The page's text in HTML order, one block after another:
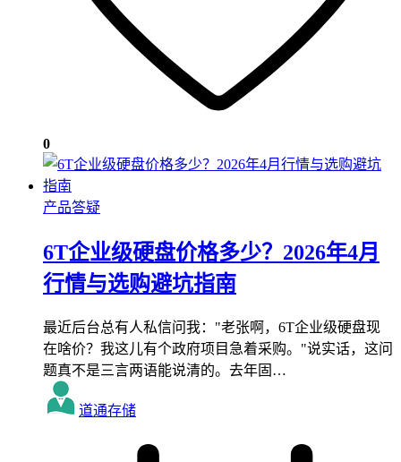
0
产品答疑
6T企业级硬盘价格多少？2026年4月
行情与选购避坑指南
最近后台总有人私信问我："老张啊，6T企业级硬盘现
在啥价？我这儿有个政府项目急着采购。"说实话，这问
题真不是三言两语能说清的。去年固…
道通存储